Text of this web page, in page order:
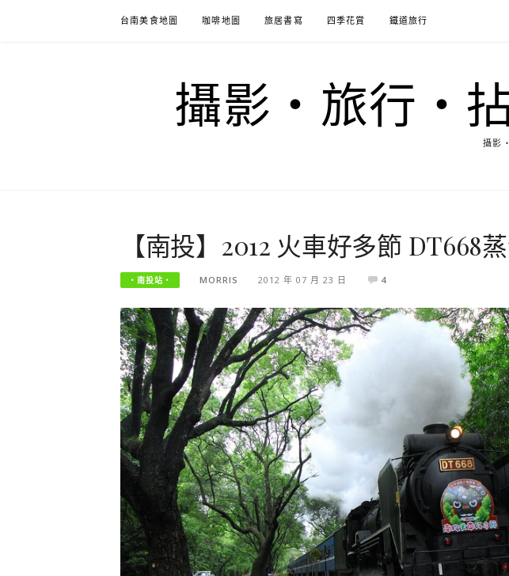
台南美食地圖 咖啡地圖 旅居書寫 四季花賞 鐵道旅行
攝影‧旅行‧
攝影
【南投】2012 火車好多節 DT668
‧南投站‧ MORRIS 2012 年 07 月 23 日 4